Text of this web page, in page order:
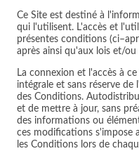
Ce Site est destiné à
qui l'utilisent. L'accès et
présentes conditions
après ainsi qu'aux lois et/ou
La connexion et l'accès à
intégrale et sans réserve
des Conditions.
et de mettre à jour, sans
des informations ou
ces modifications s'impose
les Conditions lors de